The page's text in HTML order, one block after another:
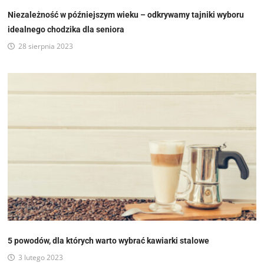
Niezależność w późniejszym wieku – odkrywamy tajniki wyboru
idealnego chodzika dla seniora
28 sierpnia 2023
5 powodów, dla których warto wybrać kawiarki stalowe
3 lutego 2023